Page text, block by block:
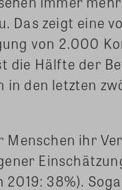
Das zeigt eine
von 2.000
die Hälfte der
in den letzten
ihr
38%).